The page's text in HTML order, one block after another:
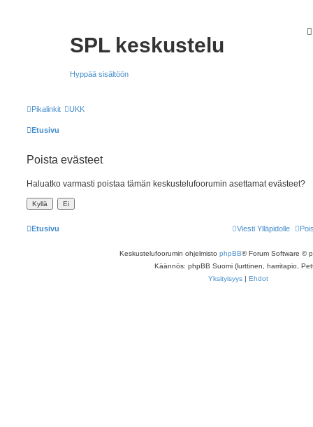
SPL keskustelu
Hyppää sisältöön
Pikalinkit UKK
Etusivu
Poista evästeet
Haluatko varmasti poistaa tämän keskustelufoorumin asettamat evästeet?
Etusivu Viesti Ylläpidolle
Keskustelufoorumin ohjelmisto phpBB® Forum Software ©
Käännös: phpBB Suomi (lurttinen, harritapio,
Yksityisyys | Ehdot